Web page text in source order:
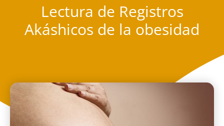
Lectura de Registros
Akáshicos de la obesidad